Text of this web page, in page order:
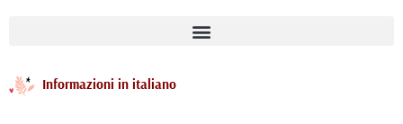
Informazioni in italiano